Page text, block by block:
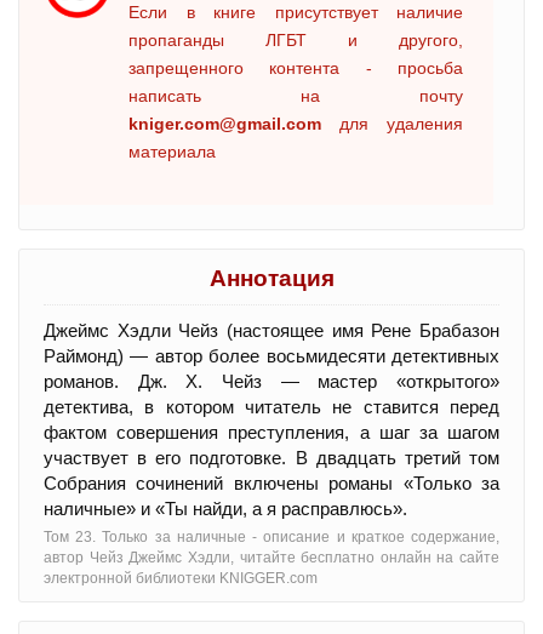
Если в книге присутствует наличие
пропаганды ЛГБТ и другого,
запрещенного контента - просьба
написать на почту
kniger.com@gmail.com для удаления
материала
Аннотация
Джеймс Хэдли Чейз (настоящее имя Рене Брабазон
Раймонд) — автор более восьмидесяти детективных
романов. Дж. X. Чейз — мастер «открытого»
детектива, в котором читатель не ставится перед
фактом совершения преступления, а шаг за шагом
участвует в его подготовке. В двадцать третий том
Собрания сочинений включены романы «Только за
наличные» и «Ты найди, а я расправлюсь».
Том 23. Только за наличные - oписание и краткое содержание,
автор Чейз Джеймс Хэдли, читайте бесплатно онлайн на сайте
электронной библиотеки KNIGGER.com